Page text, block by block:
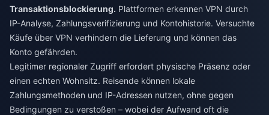
Transaktionsblockierung. Plattformen erkennen VPN durch
IP-Analyse, Zahlungsverifizierung und Kontohistorie. Versuchte
Käufe über VPN verhindern die Lieferung und können das
Konto gefährden.
Legitimer regionaler Zugriff erfordert physische Präsenz oder
einen echten Wohnsitz. Reisende können lokale
Zahlungsmethoden und IP-Adressen nutzen, ohne gegen
Bedingungen zu verstoßen – wobei der Aufwand oft die